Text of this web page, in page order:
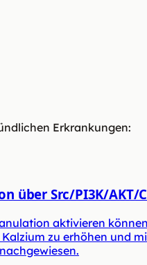
Erkrankungen:
über Src/PI3K/AKT/
aktivieren
zu erhöhen und